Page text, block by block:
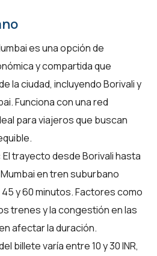
es una opción de
y compartida que
la ciudad, incluyendo Borivali y
Funciona con una red
para viajeros que buscan
El trayecto desde Borivali hasta
en tren suburbano
y 60 minutos. Factores como
trenes y la congestión en las
afectar la duración.
billete varía entre 10 y 30 INR,